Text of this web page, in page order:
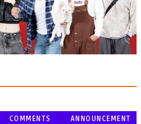
COMMENTS ANNOUNCEMENT